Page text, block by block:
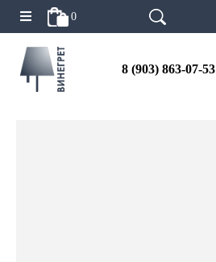
0
8 (903) 863-07-53